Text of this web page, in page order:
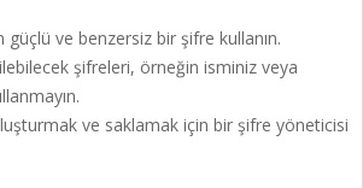
güçlü ve benzersiz bir şifre kullanın.
şifreleri, örneğin isminiz veya
ve saklamak için bir şifre yöneticisi